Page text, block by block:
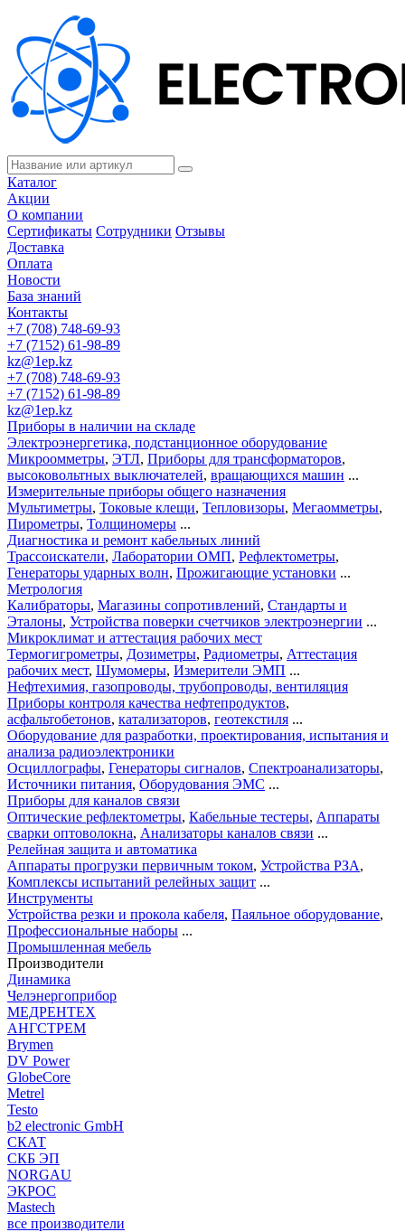
Каталог
Акции
О компании
Сертификаты Сотрудники Отзывы
Доставка
Оплата
Новости
База знаний
Контакты
+7 (708) 748-69-93
+7 (7152) 61-98-89
kz@1ep.kz
+7 (708) 748-69-93
+7 (7152) 61-98-89
kz@1ep.kz
Приборы в наличии на складе
Электроэнергетика, подстанционное оборудование
Микроомметры, ЭТЛ, Приборы для трансформаторов,
высоковольтных выключателей, вращающихся машин ...
Измерительные приборы общего назначения
Мультиметры, Токовые клещи, Тепловизоры, Мегаомметры,
Пирометры, Толщиномеры ...
Диагностика и ремонт кабельных линий
Трассоискатели, Лаборатории ОМП, Рефлектометры,
Генераторы ударных волн, Прожигающие установки ...
Метрология
Калибраторы, Магазины сопротивлений, Стандарты и
Эталоны, Устройства поверки счетчиков электроэнергии ...
Микроклимат и аттестация рабочих мест
Термогигрометры, Дозиметры, Радиометры, Аттестация
рабочих мест, Шумомеры, Измерители ЭМП ...
Нефтехимия, газопроводы, трубопроводы, вентиляция
Приборы контроля качества нефтепродуктов,
асфальтобетонов, катализаторов, геотекстиля ...
Оборудование для разработки, проектирования, испытания и
анализа радиоэлектроники
Осциллографы, Генераторы сигналов, Спектроанализаторы,
Источники питания, Оборудования ЭМС ...
Приборы для каналов связи
Оптические рефлектометры, Кабельные тестеры, Аппараты
сварки оптоволокна, Анализаторы каналов связи ...
Релейная защита и автоматика
Аппараты прогрузки первичным током, Устройства РЗА,
Комплексы испытаний релейных защит ...
Инструменты
Устройства резки и прокола кабеля, Паяльное оборудование,
Профессиональные наборы ...
Промышленная мебель
Производители
Динамика
Челэнергоприбор
МЕДРЕНТЕХ
АНГСТРЕМ
Brymen
DV Power
GlobeCore
Metrel
Testo
b2 electronic GmbH
СКАТ
СКБ ЭП
NORGAU
ЭКРОС
Mastech
все производители